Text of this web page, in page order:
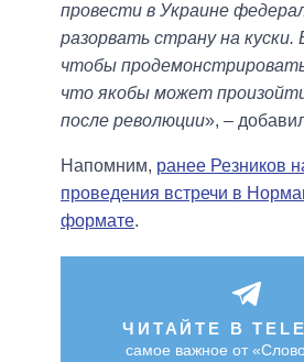
провести в Украине
разорвать страну на куски.
чтобы
что якобы может
после революции», –
Напомним, ранее Резников
проведения встречи в
формате.
ЧИТАЙТЕ В
самое важное от